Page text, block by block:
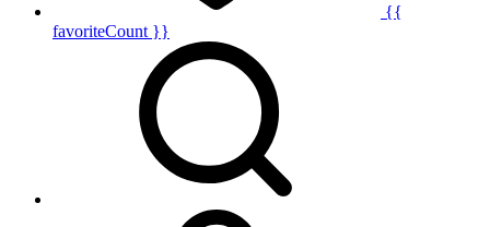
{{
favoriteCount }}